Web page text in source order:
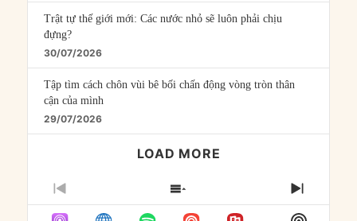
Trật tự thế giới mới: Các nước nhỏ sẽ luôn phải chịu
đựng?
30/07/2026
Tập tìm cách chôn vùi bê bối chấn động vòng tròn thân
cận của mình
29/07/2026
LOAD MORE
PREVIOUS
EPISODE
SHOW
EPISODES
NEXT